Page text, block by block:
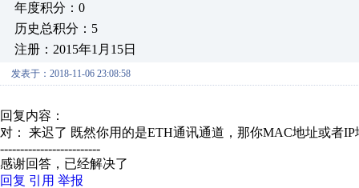
年度积分：0
历史总积分：5
注册：2015年1月15日
发表于：2018-11-06 23:08:58
回复内容：
对： 来迟了 既然你用的是ETH通讯通道，那你MAC地址或者
-------------------------
感谢回答，已经解决了
回复 引用 举报